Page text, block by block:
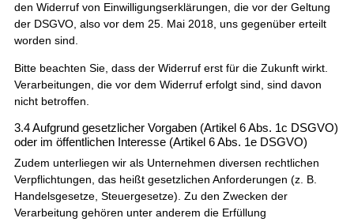
den Widerruf von Einwilligungserklärungen, die vor der Geltung
der DSGVO, also vor dem 25. Mai 2018, uns gegenüber erteilt
worden sind.
Bitte beachten Sie, dass der Widerruf erst für die Zukunft wirkt.
Verarbeitungen, die vor dem Widerruf erfolgt sind, sind davon
nicht betroffen.
3.4 Aufgrund gesetzlicher Vorgaben (Artikel 6 Abs. 1c DSGVO)
oder im öffentlichen Interesse (Artikel 6 Abs. 1e DSGVO)
Zudem unterliegen wir als Unternehmen diversen rechtlichen
Verpflichtungen, das heißt gesetzlichen Anforderungen (z. B.
Handelsgesetze, Steuergesetze). Zu den Zwecken der
Verarbeitung gehören unter anderem die Erfüllung